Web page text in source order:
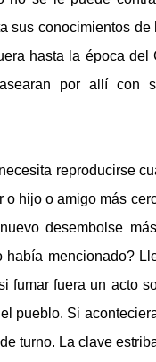
sus conocimientos
hasta la época
por allí con
reproducirse
hijo o amigo más
desembolse
mencionado?
fumar fuera un acto
pueblo. Si
turno. La clave